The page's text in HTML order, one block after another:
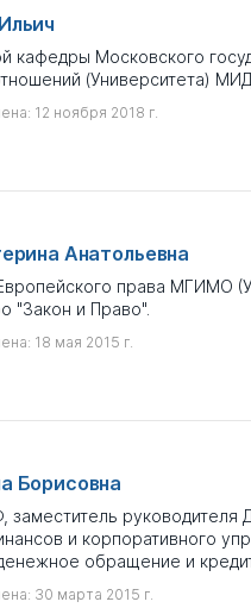
кафедры Московского
(Университета)
12 ноября 2018 г.
Анатольевна
права МГИМО
"Закон и Право".
18 мая 2015 г.
Борисовна
руководителя
и корпоративного
обращение и
30 марта 2015 г.